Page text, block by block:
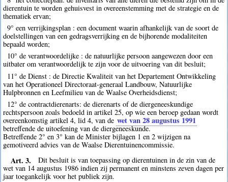
dierentuin te worden gehuisvest in overeenstemming met de strategie en de
thematiek ervan;
9° een verrijkingsplan : een document waarin afhankelijk van de soort de
doelstellingen van een gedragsverrijking en de bijhorende modaliteiten
bepaald worden;
10° de verantwoordelijke : de natuurlijke persoon aangewezen door een
uitbater om verantwoordelijk te zijn voor de uitvoering van dit besluit;
11° de Dienst : de Directie Kwaliteit van het Departement Ontwikkeling
van het Operationeel Directoraat-generaal Landbouw, Natuurlijke
Hulpbronnen en Leefmilieu van de Waalse Overheidsdienst;
12° de contractdierenarts: de dierenarts of de diergeneeskundige
rechtspersoon zoals bedoeld in artikel 25, op wie een beroep gedaan wordt
overeenkomstig artikel 4, lid 4, van de wet van 28 augustus 1991
betreffende de uitoefening van de diergeneeskunde.
Betreffende 2° en 3° kan de Minister bijlagen 1 en 2 wijzigen na
gemotiveerd advies van de Waalse Dierentuinencommissie.
Art. 3.
Dit besluit is van toepassing op dierentuinen in de zin van de
wet van 14 augustus 1986 indien zij permanent en minstens zeven dagen per
jaar toegankelijk voor het publiek zijn.